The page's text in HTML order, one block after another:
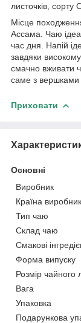
листочків,
Місце
Ассама. Чаю
час дня. Напій
завдяки
смачно вживати
саме з вершками
Приховати
Основні
Виробник
Країна виробник
Тип чаю
Склад чаю
Смакові
Форма випуску
Розмір чайного
Вага
Упаковка
Подарункова